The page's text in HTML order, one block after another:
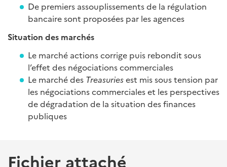
De premiers assouplissements de la régulation
bancaire sont proposées par les agences
Situation des marchés
Le marché actions corrige puis rebondit sous
l’effet des négociations commerciales
Le marché des Treasuriesest mis sous tension par
les négociations commerciales et les perspectives
de dégradation de la situation des finances
publiques
Fichier attaché